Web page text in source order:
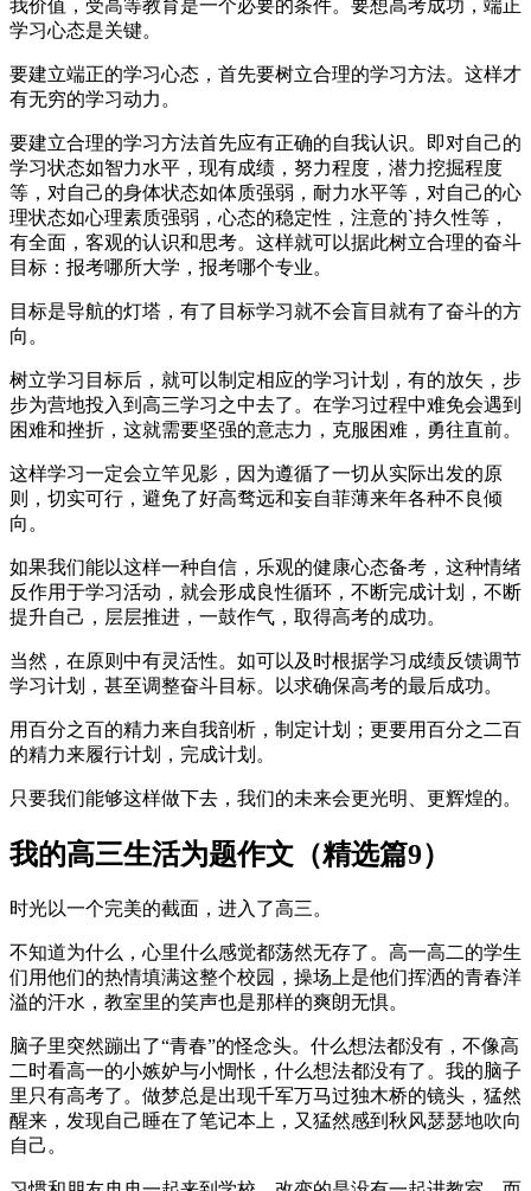
我价值，受高等教育是一个必要的条件。要想高考成功，端正
学习心态是关键。
要建立端正的学习心态，首先要树立合理的学习方法。这样才
有无穷的学习动力。
要建立合理的学习方法首先应有正确的自我认识。即对自己的
学习状态如智力水平，现有成绩，努力程度，潜力挖掘程度
等，对自己的身体状态如体质强弱，耐力水平等，对自己的心
理状态如心理素质强弱，心态的稳定性，注意的`持久性等，
有全面，客观的认识和思考。这样就可以据此树立合理的奋斗
目标：报考哪所大学，报考哪个专业。
目标是导航的灯塔，有了目标学习就不会盲目就有了奋斗的方
向。
树立学习目标后，就可以制定相应的学习计划，有的放矢，步
步为营地投入到高三学习之中去了。在学习过程中难免会遇到
困难和挫折，这就需要坚强的意志力，克服困难，勇往直前。
这样学习一定会立竿见影，因为遵循了一切从实际出发的原
则，切实可行，避免了好高骛远和妄自菲薄来年各种不良倾
向。
如果我们能以这样一种自信，乐观的健康心态备考，这种情绪
反作用于学习活动，就会形成良性循环，不断完成计划，不断
提升自己，层层推进，一鼓作气，取得高考的成功。
当然，在原则中有灵活性。如可以及时根据学习成绩反馈调节
学习计划，甚至调整奋斗目标。以求确保高考的最后成功。
用百分之百的精力来自我剖析，制定计划；更要用百分之二百
的精力来履行计划，完成计划。
只要我们能够这样做下去，我们的未来会更光明、更辉煌的。
我的高三生活为题作文（精选篇9）
时光以一个完美的截面，进入了高三。
不知道为什么，心里什么感觉都荡然无存了。高一高二的学生
们用他们的热情填满这整个校园，操场上是他们挥洒的青春洋
溢的汗水，教室里的笑声也是那样的爽朗无惧。
脑子里突然蹦出了“青春”的怪念头。什么想法都没有，不像高
二时看高一的小嫉妒与小惆怅，什么想法都没有了。我的脑子
里只有高考了。做梦总是出现千军万马过独木桥的镜头，猛然
醒来，发现自己睡在了笔记本上，又猛然感到秋风瑟瑟地吹向
自己。